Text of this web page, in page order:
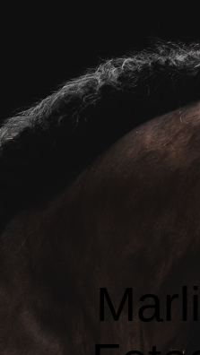
WIE BEN IK?